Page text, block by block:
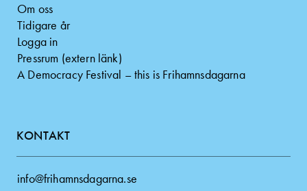
Om oss
Tidigare år
Logga in
Pressrum (extern länk)
A Democracy Festival – this is Frihamnsdagarna
KONTAKT
info@frihamnsdagarna.se